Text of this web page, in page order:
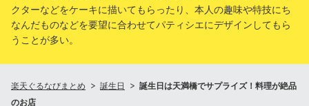
クターなどをケーキに描いてもらったり、本人の趣味や特技にち
なんだものなどを要望に合わせてパティシエにデザインしてもら
うことが多い。
楽天ぐるなびまとめ 誕生日
誕生日は天満橋でサプライズ！料理が絶品
のお店